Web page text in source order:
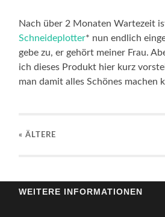
Nach über 2 Monaten Wartezeit
Schneideplotter* nun endlich
gebe zu, er gehört meiner Frau.
ich dieses Produkt hier kurz
man damit alles Schönes machen
« ÄLTERE
WEITERE INFORMATIONEN